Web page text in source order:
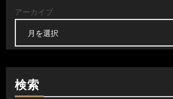
アーカイブ
検索